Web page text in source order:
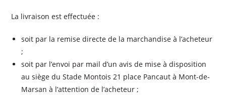
La livraison est effectuée :
soit par la remise directe de la marchandise à l’acheteur
;
soit par l’envoi par mail d’un avis de mise à disposition
au siège du Stade Montois 21 place Pancaut à Mont-de-
Marsan à l’attention de l’acheteur ;